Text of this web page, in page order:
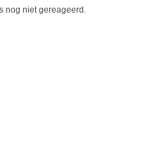
nog niet gereageerd.